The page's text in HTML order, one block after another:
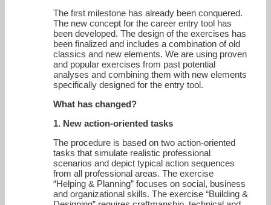
The first milestone has already been conquered.
The new concept for the career entry tool has
been developed. The design of the exercises has
been finalized and includes a combination of old
classics and new elements. We are using proven
and popular exercises from past potential
analyses and combining them with new elements
specifically designed for the entry tool.
What has changed?
1. New action-oriented tasks
The procedure is based on two action-oriented
tasks that simulate realistic professional
scenarios and depict typical action sequences
from all professional areas. The exercise
“Helping & Planning” focuses on social, business
and organizational skills. The exercise “Building &